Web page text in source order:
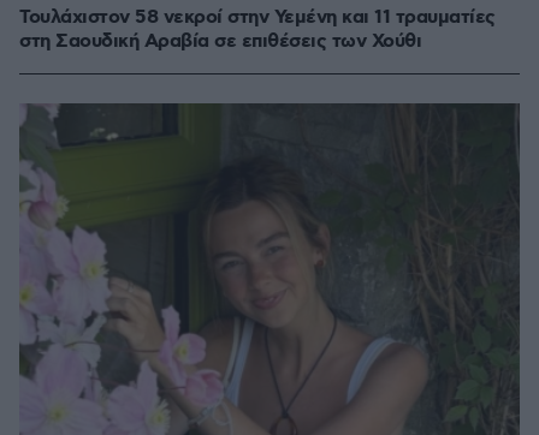
Τουλάχιστον 58 νεκροί στην Υεμένη και 11 τραυματίες
στη Σαουδική Αραβία σε επιθέσεις των Χούθι